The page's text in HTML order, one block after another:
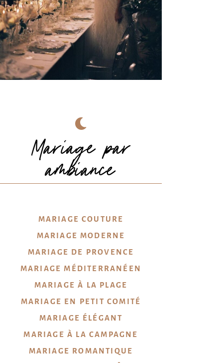
Mariage par
ambiance
MARIAGE COUTURE
MARIAGE MODERNE
MARIAGE DE PROVENCE
MARIAGE MÉDITERRANÉEN
MARIAGE À LA PLAGE
MARIAGE EN PETIT COMITÉ
MARIAGE ÉLÉGANT
MARIAGE À LA CAMPAGNE
MARIAGE ROMANTIQUE